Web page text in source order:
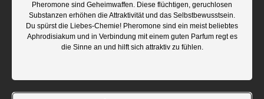
Pheromone sind Geheimwaffen. Diese flüchtigen, geruchlosen
Substanzen erhöhen die Attraktivität und das Selbstbewusstsein.
Du spürst die Liebes-Chemie! Pheromone sind ein meist beliebtes
Aphrodisiakum und in Verbindung mit einem guten Parfum regt es
die Sinne an und hilft sich attraktiv zu fühlen.